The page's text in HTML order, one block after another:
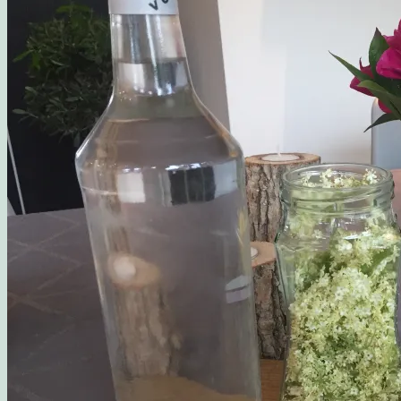
Opskrift på kransekage
Opskrift: Saftige “romkugler”, der overholder
Fluffy søndagspandekager med blåbærsylt
Opskrift: Fastelavnsboller med hindbærskum
Gemalens Kager – Galleri
Nyhedsbrev
Om mig
Mine foretrukne webshops
Inspirerende blogs
Privatlivspolitik
Samarbejde
Workshop: Planlæg en børnefødselsdag
Kategorier
Madværksted
Børn i køkkenet
Opskrift: Sommersalat med røget laks og friske
Opskrift: Mormors fødselsdagsboller
Gæsternes yndlings sommerkage
Madværkstedet: Frokostbuffet med farverige salater